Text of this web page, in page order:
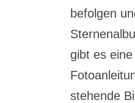
befolgen
gibt es
stehende